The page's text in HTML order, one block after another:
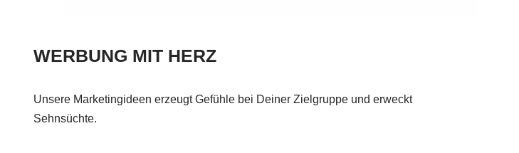
WERBUNG MIT HERZ
Unsere Marketingideen erzeugt Gefühle bei Deiner Zielgruppe und erweckt
Sehnsüchte.